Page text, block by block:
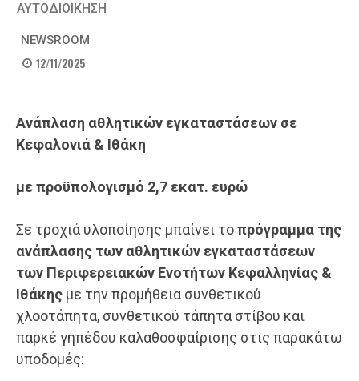
ΑΥΤΟΔΙΟΙΚΗΣΗ
NEWSROOM
12/11/2025
Ανάπλαση αθλητικών εγκαταστάσεων σε
Κεφαλονιά & Ιθάκη
με προϋπολογισμό 2,7 εκατ. ευρώ
Σε τροχιά υλοποίησης μπαίνει τοπρόγραμμα της
ανάπλασης των αθλητικών εγκαταστάσεων
των Περιφερειακών Ενοτήτων Κεφαλληνίας &
Ιθάκης με την προμήθεια συνθετικού
χλοοτάπητα, συνθετικού τάπητα στίβου και
παρκέ γηπέδου καλαθοσφαίρισης στις παρακάτω
υποδομές: